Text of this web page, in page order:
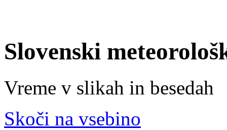
Slovenski
Vreme v slikah in besedah
Skoči na vsebino